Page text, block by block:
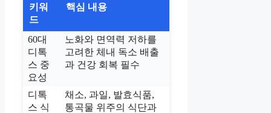
키워
드
핵심 내용
60대
디톡
스 중
요성
노화와 면역력 저하를
고려한 체내 독소 배출
과 건강 회복 필수
디톡
스 식
채소, 과일, 발효식품,
통곡물 위주의 식단과